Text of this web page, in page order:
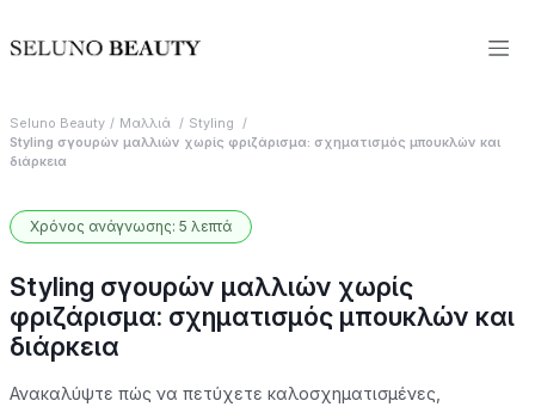
Seluno Beauty Μαλλιά
Styling
Styling σγουρών μαλλιών χωρίς φριζάρισμα: σχηματισμός μπουκλών και
διάρκεια
Χρόνος ανάγνωσης: 5 λεπτά
Styling σγουρών μαλλιών χωρίς
φριζάρισμα: σχηματισμός μπουκλών και
διάρκεια
Ανακαλύψτε πώς να πετύχετε καλοσχηματισμένες,